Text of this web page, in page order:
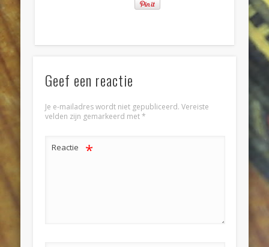
Geef een reactie
Je e-mailadres wordt niet gepubliceerd. Vereiste
velden zijn gemarkeerd met*
Reactie *